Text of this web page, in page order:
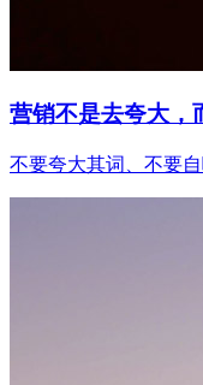
营销不是去夸大，
不要夸大其词、不要